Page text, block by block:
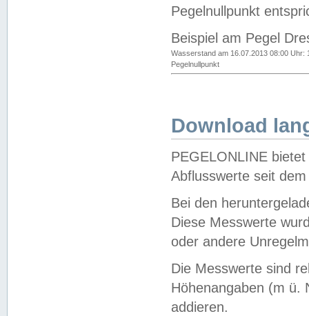
Pegelnullpunkt
Beispiel am Pegel
Wasserstand am 16.07.2013 08:00 Uhr:
Pegelnullpunkt
Download
PEGELONLINE
Abflusswerte seit
Bei den
Diese Messwerte
oder andere
Die Messwerte sind
Höhenangaben (m ü.
addieren.